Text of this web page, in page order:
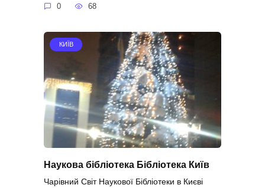
0 68
КИЇВ
Наукова бібліотека Бібліотека Київ
Чарівний Світ Наукової Бібліотеки в Києві